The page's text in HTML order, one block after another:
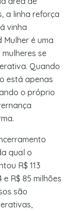
a linha reforça
vinha
é uma
se
Quando
está apenas
o próprio
qual o
R$ 113
R$ 85 milhões
são